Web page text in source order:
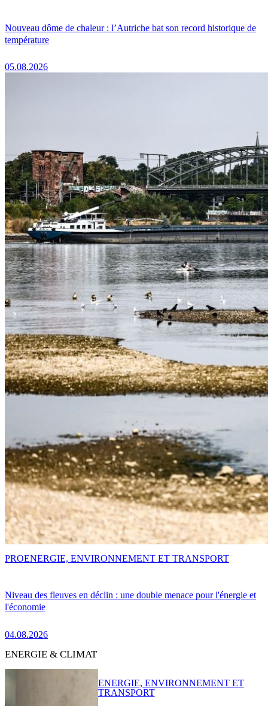
Nouveau dôme de chaleur : l’Autriche bat son record historique de
température
05.08.2026
Niveau des fleuves en déclin : une double menace pour l'énergie et
l'économie
04.08.2026
PROENERGIE, ENVIRONNEMENT ET TRANSPORT
ENERGIE & CLIMAT
ENERGIE, ENVIRONNEMENT ET
TRANSPORT